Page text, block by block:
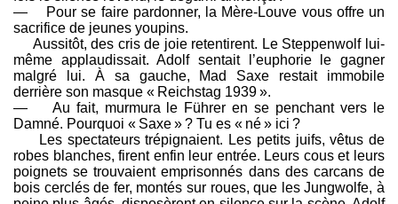
— Pour se faire pardonner, la Mère-Louve vous offre un
sacrifice de jeunes youpins.
Aussitôt, des cris de joie retentirent. Le Steppenwolf lui-
même applaudissait. Adolf sentait l’euphorie le gagner
malgré lui. À sa gauche, Mad Saxe restait immobile
derrière son masque « Reichstag 1939 ».
— Au fait, murmura le Führer en se penchant vers le
Damné. Pourquoi « Saxe » ? Tu es « né » ici ?
Les spectateurs trépignaient. Les petits juifs, vêtus de
robes blanches, firent enfin leur entrée. Leurs cous et leurs
poignets se trouvaient emprisonnés dans des carcans de
bois cerclés de fer, montés sur roues, que les Jungwolfe, à